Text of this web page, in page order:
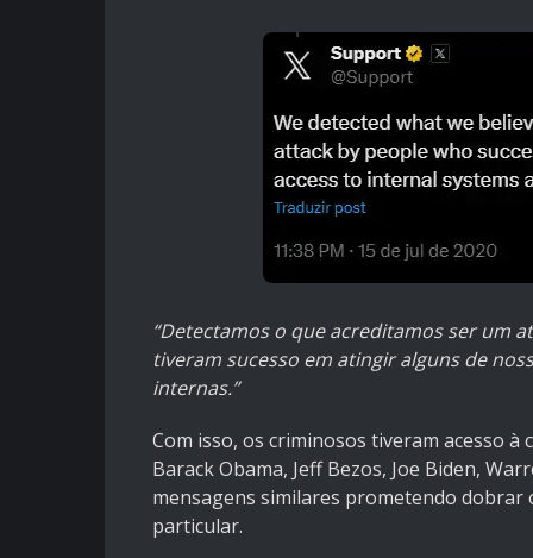
“Detectamos o que acreditamos ser um
tiveram sucesso em atingir alguns de
internas.”
Com isso, os criminosos tiveram acesso
Barack Obama, Jeff Bezos, Joe Biden,
mensagens similares prometendo
particular.